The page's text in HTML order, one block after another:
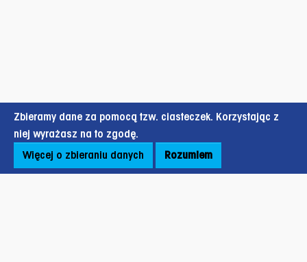
Zbieramy dane za pomocą tzw. ciasteczek. Korzystając z
niej wyrażasz na to zgodę.
Więcej o zbieraniu danych
Rozumiem